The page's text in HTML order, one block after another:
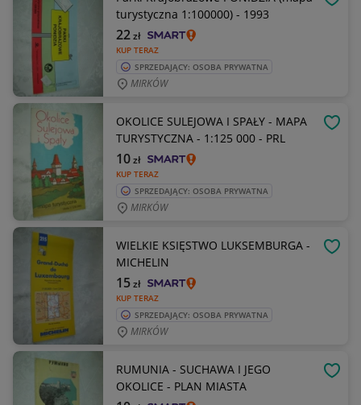
turystyczna 1:100000) - 1993
KUP TERAZ
22zł
SPRZEDAJĄCY: OSOBA PRYWATNA
MIRKÓW
OKOLICE SULEJOWA I SPAŁY - MAPA
TURYSTYCZNA - 1:125 000 - PRL
KUP TERAZ
10zł
SPRZEDAJĄCY: OSOBA PRYWATNA
MIRKÓW
WIELKIE KSIĘSTWO LUKSEMBURGA -
MICHELIN
KUP TERAZ
15zł
SPRZEDAJĄCY: OSOBA PRYWATNA
MIRKÓW
RUMUNIA - SUCHAWA I JEGO
OKOLICE - PLAN MIASTA